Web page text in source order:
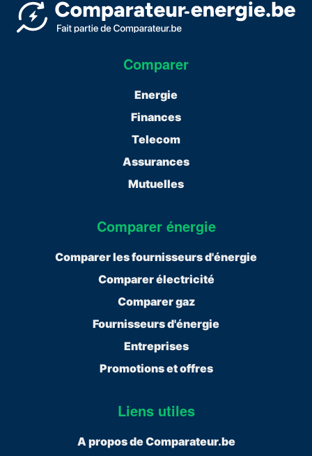
Comparer
Energie
Finances
Telecom
Assurances
Mutuelles
Comparer énergie
Comparer les fournisseurs d'énergie
Comparer électricité
Comparer gaz
Fournisseurs d'énergie
Entreprises
Promotions et offres
Liens utiles
A propos de Comparateur.be